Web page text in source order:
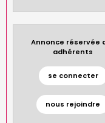
Annonce réservée
adhérents
se connecter
nous rejoindre